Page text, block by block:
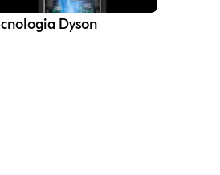
Dyson